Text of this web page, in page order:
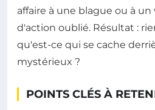
affaire à une blague ou à
d'action oublié. Résultat :
qu'est-ce qui se cache
mystérieux ?
POINTS CLÉS À